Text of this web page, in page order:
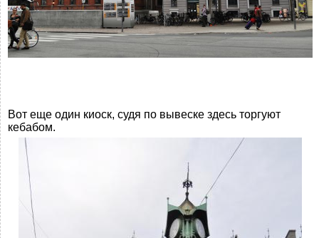
Вот еще один киоск, судя по вывеске здесь торгуют
кебабом.